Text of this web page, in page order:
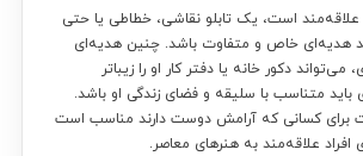
علاقه‌مند است، یک تابلو نقاشی، خطاطی یا حتی
هدیه‌ای خاص و متفاوت باشد. چنین هدیه‌ای
می‌تواند دکور خانه یا دفتر کار او را زیباتر
باید متناسب با سلیقه و فضای زندگی او باشد.
برای کسانی که آرامش دوست دارند مناسب است
افراد علاقه‌مند به هنرهای معاصر.